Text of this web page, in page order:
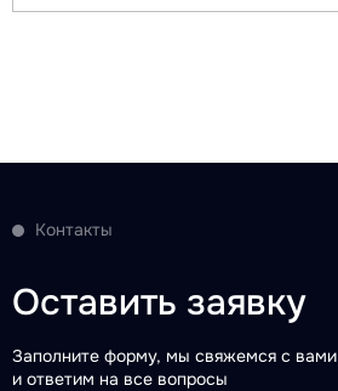
Контакты
Оставить заявку
Заполните форму, мы свяжемся с вами
и ответим на все вопросы